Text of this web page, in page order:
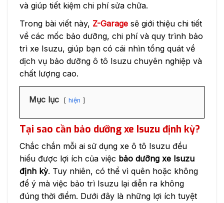
và giúp tiết kiệm chi phí sửa chữa.
Trong bài viết này, Z-Garage sẽ giới thiệu chi tiết
về các mốc bảo dưỡng, chi phí và quy trình bảo
trì xe Isuzu, giúp bạn có cái nhìn tổng quát về
dịch vụ bảo dưỡng ô tô Isuzu chuyên nghiệp và
chất lượng cao.
Mục lục hiện
Tại sao cần bảo dưỡng xe Isuzu định kỳ?
Chắc chắn mỗi ai sử dụng xe ô tô Isuzu đều
hiểu được lợi ích của việc bảo dưỡng xe Isuzu
định kỳ. Tuy nhiên, có thể vì quên hoặc không
để ý mà việc bảo trì Isuzu lại diễn ra không
đúng thời điểm. Dưới đây là những lợi ích tuyệt